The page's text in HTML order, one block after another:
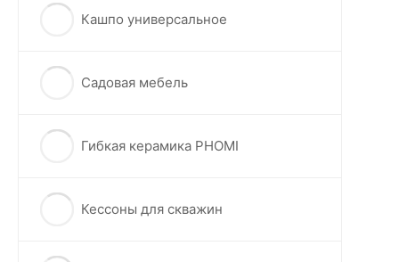
Кашпо универсальное
Садовая мебель
Гибкая керамика PHOMI
Кессоны для скважин